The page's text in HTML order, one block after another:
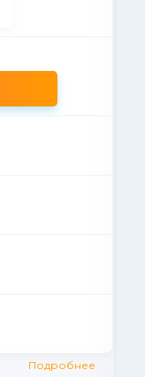
Подробнее